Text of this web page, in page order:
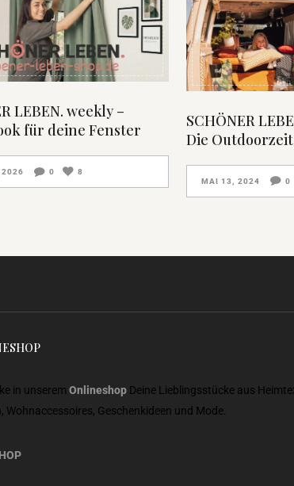
LEBEN. weekly –
für deine Fenster
2026 0 8
SCHÖNER
Die
MAI 13, 2024 0
in unserem Onlineshop Deine Lieblingsstücke aus
Wohnaccessoires, Geschenkideen und Mode.